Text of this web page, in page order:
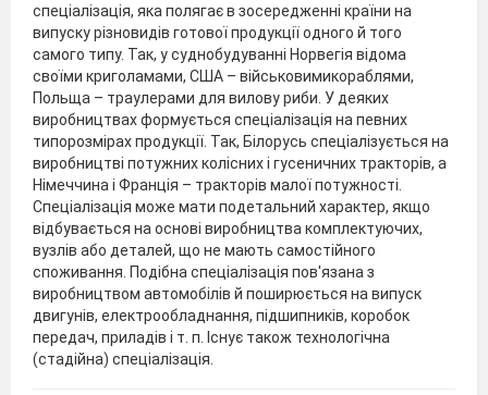
спеціалізація, яка полягає в зосередженні країни на
випуску різновидів готової продукції одного й того
самого типу. Так, у суднобудуванні Норвегія відома
своїми криголамами, США – військовимикораблями,
Польща – траулерами для вилову риби. У деяких
виробництвах формується спеціалізація на певних
типорозмірах продукції. Так, Білорусь спеціалізується на
виробництві потужних колісних і гусеничних тракторів, а
Німеччина і Франція – тракторів малої потужності.
Спеціалізація може мати подетальний характер, якщо
відбувається на основі виробництва комплектуючих,
вузлів або деталей, що не мають самостійного
споживання. Подібна спеціалізація пов'язана з
виробництвом автомобілів й поширюється на випуск
двигунів, електрообладнання, підшипників, коробок
передач, приладів і т. п. Існує також технологічна
(стадійна) спеціалізація.